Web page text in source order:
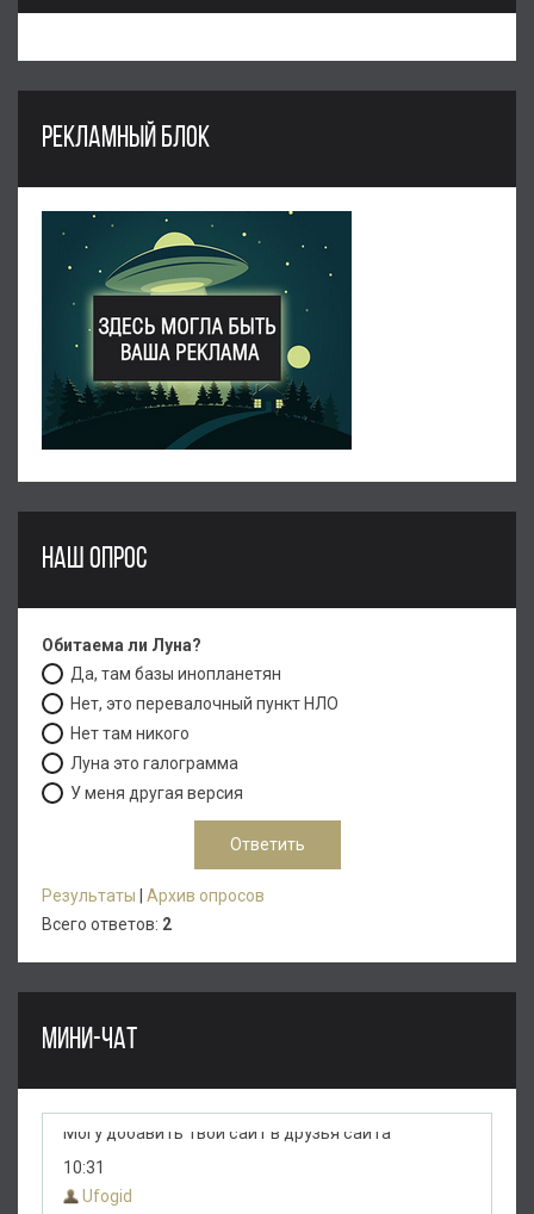
РЕКЛАМНЫЙ БЛОК
НАШ ОПРОС
Обитаема ли Луна?
Да, там базы инопланетян
Нет, это перевалочный пункт НЛО
Нет там никого
Луна это галограмма
У меня другая версия
Результаты
Архив опросов
Всего ответов: 2
МИНИ-ЧАТ